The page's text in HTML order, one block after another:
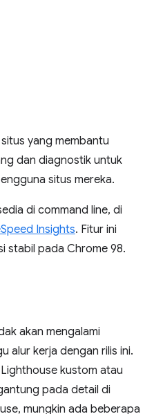
yang membantu
dan diagnostik untuk
situs mereka.
di command line, di
Insights. Fitur ini
stabil pada Chrome 98.
akan mengalami
alur kerja dengan rilis ini.
kustom atau
pada detail di
mungkin ada beberapa